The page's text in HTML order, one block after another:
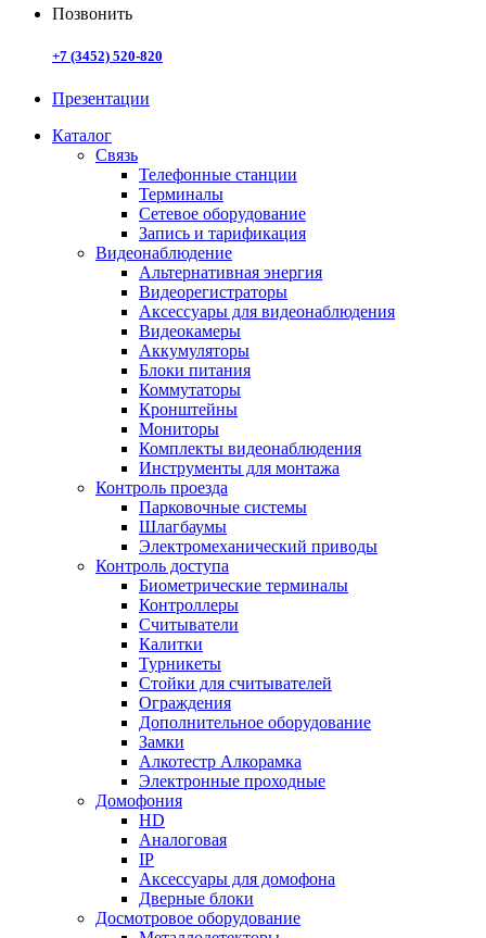
Позвонить
+7 (3452) 520-820
Презентации
Каталог
Связь
Телефонные станции
Терминалы
Сетевое оборудование
Запись и тарификация
Видеонаблюдение
Альтернативная энергия
Видеорегистраторы
Аксессуары для видеонаблюдения
Видеокамеры
Аккумуляторы
Блоки питания
Коммутаторы
Кронштейны
Мониторы
Комплекты видеонаблюдения
Инструменты для монтажа
Контроль проезда
Парковочные системы
Шлагбаумы
Электромеханический приводы
Контроль доступа
Биометрические терминалы
Контроллеры
Считыватели
Калитки
Турникеты
Стойки для считывателей
Ограждения
Дополнительное оборудование
Замки
Алкотестр Алкорамка
Электронные проходные
Домофония
HD
Аналоговая
IP
Аксессуары для домофона
Дверные блоки
Досмотровое оборудование